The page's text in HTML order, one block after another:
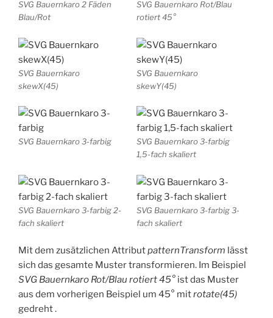
SVG Bauernkaro 2 Fäden
Blau/Rot
SVG Bauernkaro Rot/Blau
rotiert 45°
SVG Bauernkaro
skewX(45)
SVG Bauernkaro
skewY(45)
SVG Bauernkaro 3-farbig
SVG Bauernkaro 3-farbig
1,5-fach skaliert
SVG Bauernkaro 3-farbig 2-
fach skaliert
SVG Bauernkaro 3-farbig 3-
fach skaliert
Mit dem zusätzlichen AttributpatternTransform lässt
sich das gesamte Muster transformieren. Im Beispiel
SVG Bauernkaro Rot/Blau rotiert 45° ist das Muster
aus dem vorherigen Beispiel um 45° mitrotate(45)
gedreht .